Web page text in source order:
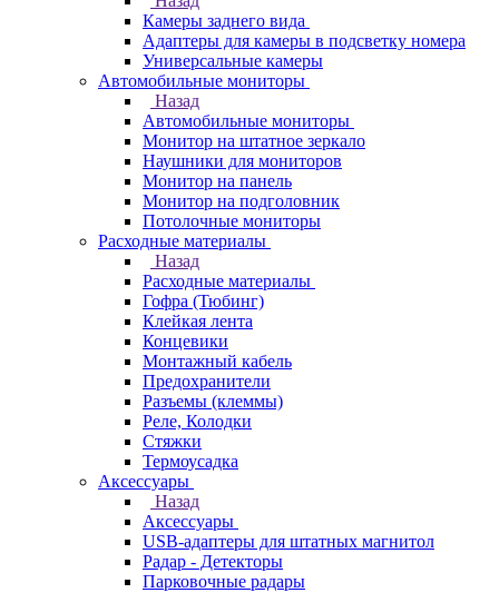
Камеры заднего вида
Адаптеры для камеры в подсветку номера
Универсальные камеры
Автомобильные мониторы
Назад
Автомобильные мониторы
Монитор на штатное зеркало
Наушники для мониторов
Монитор на панель
Монитор на подголовник
Потолочные мониторы
Расходные материалы
Назад
Расходные материалы
Гофра (Тюбинг)
Клейкая лента
Концевики
Монтажный кабель
Предохранители
Разъемы (клеммы)
Реле, Колодки
Стяжки
Термоусадка
Аксессуары
Назад
Аксессуары
USB-адаптеры для штатных магнитол
Радар - Детекторы
Парковочные радары